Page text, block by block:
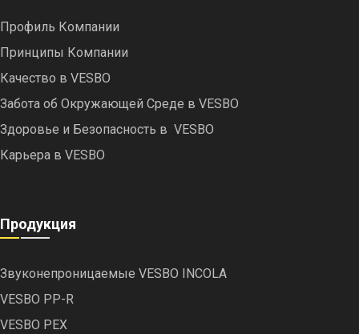
Профиль Компании
Принципы Компании
Качество в VESBO
Забота об Окружающей Среде в VESBO
Здоровье и Безопасность в VESBO
Карьера в VESBO
Продукция
Звуконепроницаемые VESBO INCOLA
VESBO PP-R
VESBO PEX